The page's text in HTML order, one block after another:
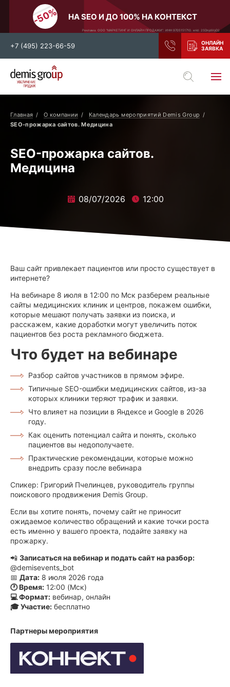
НА SEO И ДО 100% НА КОНТЕКСТ
Реклама. ООО "МАРКЕТИНГ И ОНЛАЙН ПРОДАЖИ". ИНН 9705151710. erid: 2SDnjdiVyD2
+7 (495) 223-66-59
Выберите свой город
Нижний Новгород
Тамбов
Новосибирск
Екатеринбург
Самара
Главная О компании
Календарь мероприятий Demis Group
SEO-прожарка сайтов. Медицина
SEO-прожарка сайтов.
Медицина
08/07/2026 12:00
Ваш сайт привлекает пациентов или просто существует в
интернете?
На вебинаре 8 июля в 12:00 по Мск разберем реальные
сайты медицинских клиник и центров, покажем ошибки,
которые мешают получать заявки из поиска, и
расскажем, какие доработки могут увеличить поток
пациентов без роста рекламного бюджета.
Что будет на вебинаре
Разбор сайтов участников в прямом эфире.
Типичные SEO-ошибки медицинских сайтов, из-за
которых клиники теряют трафик и заявки.
Что влияет на позиции в Яндексе и Google в 2026
году.
Как оценить потенциал сайта и понять, сколько
пациентов вы недополучаете.
Практические рекомендации, которые можно
внедрить сразу после вебинара
Спикер: Григорий Пчелинцев, руководитель группы
поискового продвижения Demis Group.
Если вы хотите понять, почему сайт не приносит
ожидаемое количество обращений и какие точки роста
есть именно у вашего проекта, подайте заявку на
прожарку.
📲 Записаться на вебинар и подать сайт на разбор:
@demisevents_bot
📅 Дата: 8 июля 2026 года
🕐 Время: 12:00 (Мск)
💻 Формат: вебинар, онлайн
🎓 Участие: бесплатно
Партнеры мероприятия